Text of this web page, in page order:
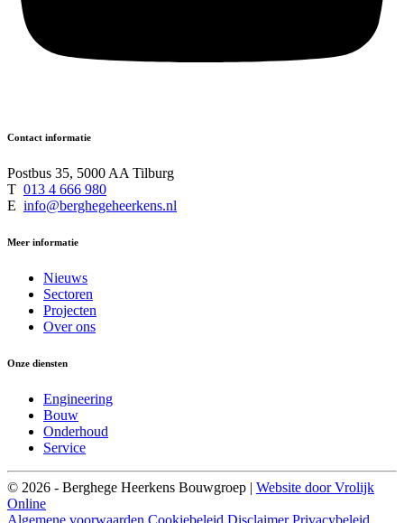
Contact informatie
Postbus 35, 5000 AA Tilburg
T 013 4 666 980
E info@berghegeheerkens.nl
Meer informatie
Nieuws
Sectoren
Projecten
Over ons
Onze diensten
Engineering
Bouw
Onderhoud
Service
© 2026 - Berghege Heerkens Bouwgroep | Website door Vrolijk
Online
Algemene voorwaarden Cookiebeleid Disclaimer Privacybeleid